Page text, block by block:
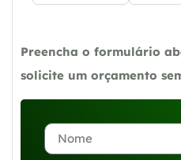
Preencha o formulário
solicite um orçamento